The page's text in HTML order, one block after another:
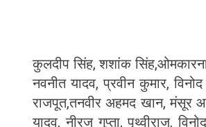
कुलदीप सिंह, शशांक
नवनीत यादव, प्रवीन कुमार,
राजपूत,तनवीर अहमद खान, मंसूर
यादव, नीरज गुप्ता, पृथ्वीराज,